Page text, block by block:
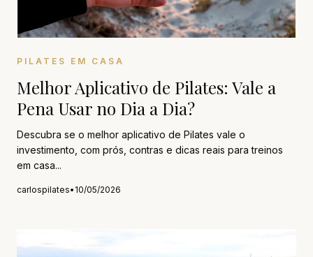
PILATES EM CASA
Melhor Aplicativo de Pilates: Vale a
Pena Usar no Dia a Dia?
Descubra se o melhor aplicativo de Pilates vale o
investimento, com prós, contras e dicas reais para treinos
em casa...
carlospilates• 10/05/2026